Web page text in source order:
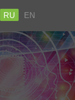
RU EN